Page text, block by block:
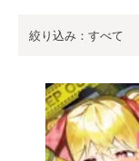
絞り込み：すべて